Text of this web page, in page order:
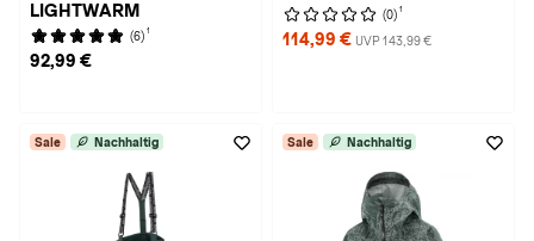
LIGHTWARM
(6) 1
92,99 €
(0) 1
114,99 € UVP 143,99 €
Sale Nachhaltig Sale Nachhaltig